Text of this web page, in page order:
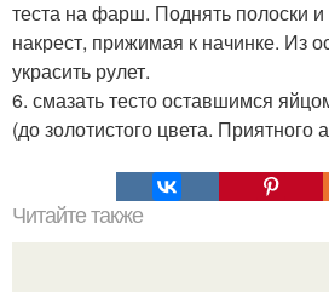
теста на фарш. Поднять полоски и
накрест, прижимая к начинке. Из
украсить рулет.
6. смазать тесто оставшимся
(до золотистого цвета. Приятного
Читайте также